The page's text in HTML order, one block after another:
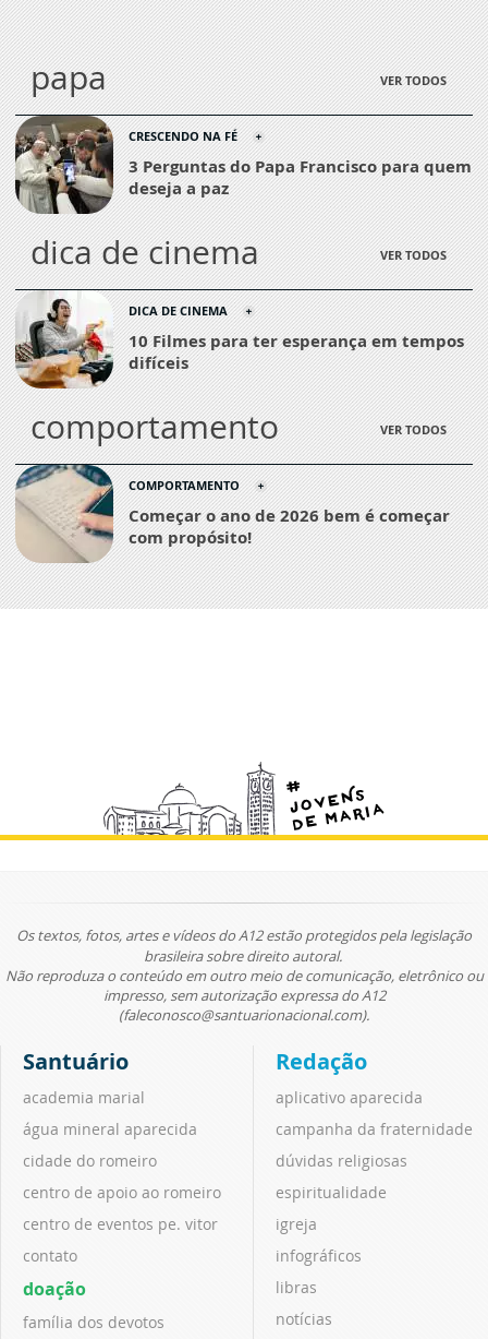
papa VER TODOS
CRESCENDO NA FÉ
3 Perguntas do Papa Francisco para quem
deseja a paz
dica de cinema VER TODOS
DICA DE CINEMA
10 Filmes para ter esperança em tempos
difíceis
comportamento VER TODOS
COMPORTAMENTO
Começar o ano de 2026 bem é começar
com propósito!
Os textos, fotos, artes e vídeos do A12 estão protegidos pela legislação
brasileira sobre direito autoral.
Não reproduza o conteúdo em outro meio de comunicação, eletrônico ou
impresso, sem autorização expressa do A12
(faleconosco@santuarionacional.com).
Santuário
academia marial
água mineral aparecida
cidade do romeiro
centro de apoio ao romeiro
centro de eventos pe. vitor
contato
doação
família dos devotos
Redação
aplicativo aparecida
campanha da fraternidade
dúvidas religiosas
espiritualidade
igreja
infográficos
libras
notícias